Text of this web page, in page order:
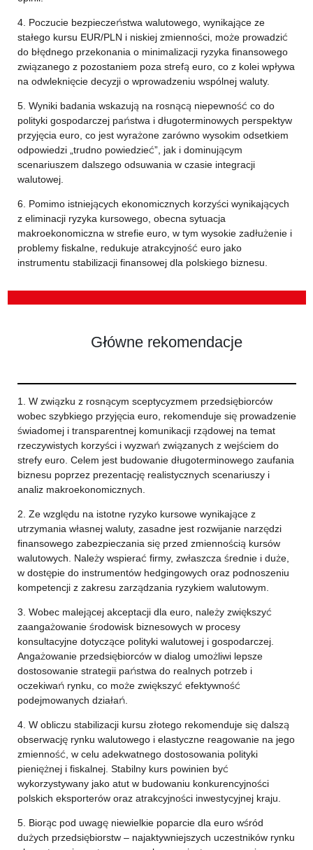
4. Poczucie bezpieczeństwa walutowego, wynikające ze
stałego kursu EUR/PLN i niskiej zmienności, może prowadzić
do błędnego przekonania o minimalizacji ryzyka finansowego
związanego z pozostaniem poza strefą euro, co z kolei wpływa
na odwleknięcie decyzji o wprowadzeniu wspólnej waluty.
5. Wyniki badania wskazują na rosnącą niepewność co do
polityki gospodarczej państwa i długoterminowych perspektyw
przyjęcia euro, co jest wyrażone zarówno wysokim odsetkiem
odpowiedzi „trudno powiedzieć”, jak i dominującym
scenariuszem dalszego odsuwania w czasie integracji
walutowej.
6. Pomimo istniejących ekonomicznych korzyści wynikających
z eliminacji ryzyka kursowego, obecna sytuacja
makroekonomiczna w strefie euro, w tym wysokie zadłużenie i
problemy fiskalne, redukuje atrakcyjność euro jako
instrumentu stabilizacji finansowej dla polskiego biznesu.
Główne rekomendacje
1. W związku z rosnącym sceptycyzmem przedsiębiorców
wobec szybkiego przyjęcia euro, rekomenduje się prowadzenie
świadomej i transparentnej komunikacji rządowej na temat
rzeczywistych korzyści i wyzwań związanych z wejściem do
strefy euro. Celem jest budowanie długoterminowego zaufania
biznesu poprzez prezentację realistycznych scenariuszy i
analiz makroekonomicznych.
2. Ze względu na istotne ryzyko kursowe wynikające z
utrzymania własnej waluty, zasadne jest rozwijanie narzędzi
finansowego zabezpieczania się przed zmiennością kursów
walutowych. Należy wspierać firmy, zwłaszcza średnie i duże,
w dostępie do instrumentów hedgingowych oraz podnoszeniu
kompetencji z zakresu zarządzania ryzykiem walutowym.
3. Wobec malejącej akceptacji dla euro, należy zwiększyć
zaangażowanie środowisk biznesowych w procesy
konsultacyjne dotyczące polityki walutowej i gospodarczej.
Angażowanie przedsiębiorców w dialog umożliwi lepsze
dostosowanie strategii państwa do realnych potrzeb i
oczekiwań rynku, co może zwiększyć efektywność
podejmowanych działań.
4. W obliczu stabilizacji kursu złotego rekomenduje się dalszą
obserwację rynku walutowego i elastyczne reagowanie na jego
zmienność, w celu adekwatnego dostosowania polityki
pieniężnej i fiskalnej. Stabilny kurs powinien być
wykorzystywany jako atut w budowaniu konkurencyjności
polskich eksporterów oraz atrakcyjności inwestycyjnej kraju.
5. Biorąc pod uwagę niewielkie poparcie dla euro wśród
dużych przedsiębiorstw – najaktywniejszych uczestników rynku